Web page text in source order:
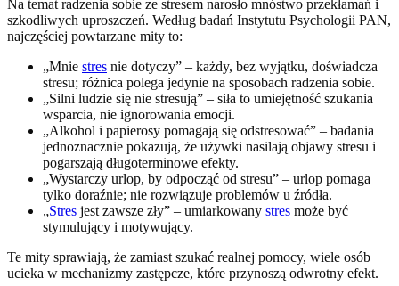
Na temat radzenia sobie ze stresem narosło mnóstwo przekłamań i
szkodliwych uproszczeń. Według badań Instytutu Psychologii PAN,
najczęściej powtarzane mity to:
„Mnie stres nie dotyczy” – każdy, bez wyjątku, doświadcza
stresu; różnica polega jedynie na sposobach radzenia sobie.
„Silni ludzie się nie stresują” – siła to umiejętność szukania
wsparcia, nie ignorowania emocji.
„Alkohol i papierosy pomagają się odstresować” – badania
jednoznacznie pokazują, że używki nasilają objawy stresu i
pogarszają długoterminowe efekty.
„Wystarczy urlop, by odpocząć od stresu” – urlop pomaga
tylko doraźnie; nie rozwiązuje problemów u źródła.
„Stres jest zawsze zły” – umiarkowany stres może być
stymulujący i motywujący.
Te mity sprawiają, że zamiast szukać realnej pomocy, wiele osób
ucieka w mechanizmy zastępcze, które przynoszą odwrotny efekt.